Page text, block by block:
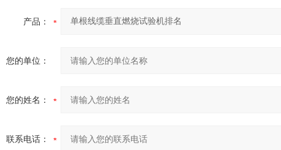
产品：
您的单位：
您的姓名：
联系电话：